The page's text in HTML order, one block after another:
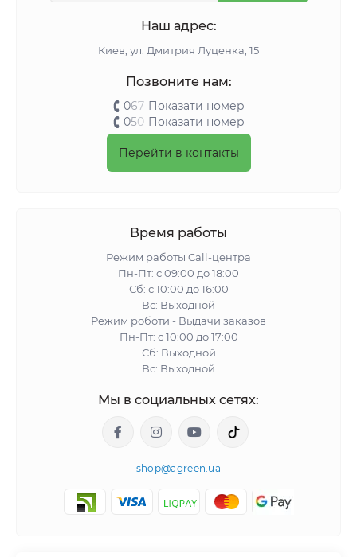
Наш адрес:
Киeв, ул. Дмитрия Луценка, 15
Позвоните нам:
067 Показати номер
050 Показати номер
Перейти в контакты
Время работы
Режим работы Call-центра
Пн-Пт: с 09:00 до 18:00
Сб: с 10:00 до 16:00
Вс: Выходной
Режим роботи - Выдачи заказов
Пн-Пт: с 10:00 до 17:00
Сб: Выходной
Вс: Выходной
Мы в социальных сетях:
shop@agreen.ua